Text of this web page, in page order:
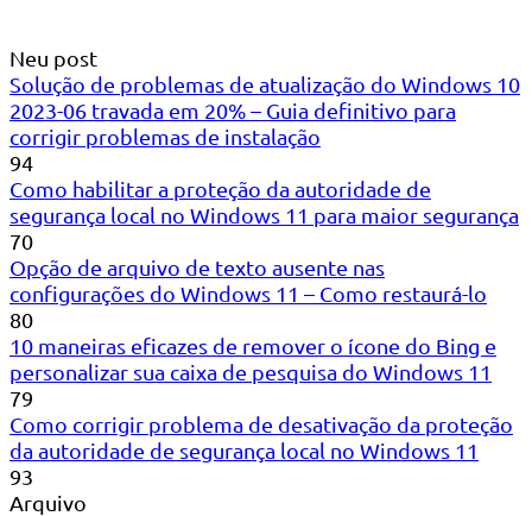
Neu post
Solução de problemas de atualização do Windows 10
2023-06 travada em 20% – Guia definitivo para
corrigir problemas de instalação
94
Como habilitar a proteção da autoridade de
segurança local no Windows 11 para maior segurança
70
Opção de arquivo de texto ausente nas
configurações do Windows 11 – Como restaurá-lo
80
10 maneiras eficazes de remover o ícone do Bing e
personalizar sua caixa de pesquisa do Windows 11
79
Como corrigir problema de desativação da proteção
da autoridade de segurança local no Windows 11
93
Arquivo